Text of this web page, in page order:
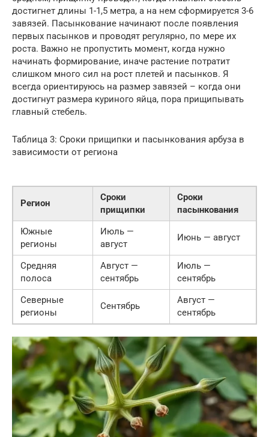
достигнет длины 1-1,5 метра, а на нем сформируется 3-6
завязей. Пасынкование начинают после появления
первых пасынков и проводят регулярно, по мере их
роста. Важно не пропустить момент, когда нужно
начинать формирование, иначе растение потратит
слишком много сил на рост плетей и пасынков. Я
всегда ориентируюсь на размер завязей – когда они
достигнут размера куриного яйца, пора прищипывать
главный стебель.
Таблица 3: Сроки прищипки и пасынкования арбуза в
зависимости от региона
Регион
Сроки
прищипки
Сроки
пасынкования
Южные
регионы
Июль —
август
Июнь — август
Средняя
полоса
Август —
сентябрь
Июль —
сентябрь
Северные
регионы
Сентябрь
Август —
сентябрь